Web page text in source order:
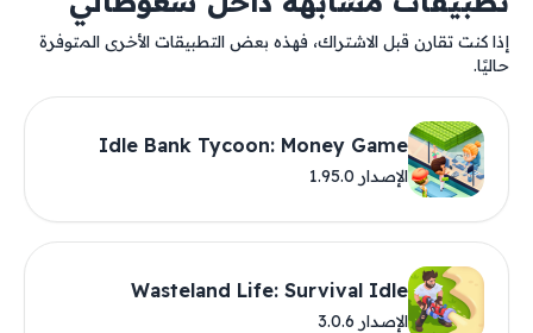
إذا كنت تقارن قبل الاشتراك، فهذه بعض التطبيقات الأخرى المتوفرة
حاليًا.
Idle Bank Tycoon: Money Game
الإصدار 1.95.0
Wasteland Life: Survival Idle
الإصدار 3.0.6